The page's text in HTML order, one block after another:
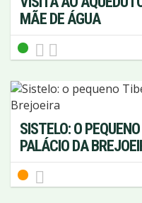
MÃE DE ÁGUA
SISTELO: O
PALÁCIO DA